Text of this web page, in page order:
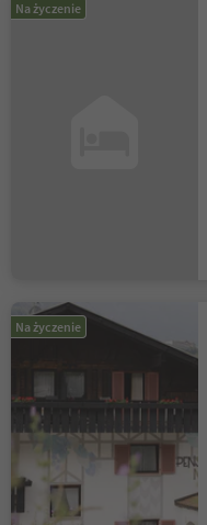
Na życzenie
Na życzenie